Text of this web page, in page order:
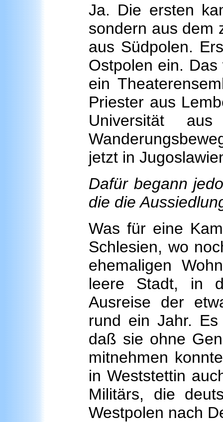
Ja. Die ersten
sondern aus dem
aus Südpolen.
Ostpolen ein.
ein
Priester aus
Universität
jetzt in
Dafür begann
die die
Was für eine
Schlesien, wo
ehemaligen
leere Stadt, in
Ausreise der
rund ein Jahr.
daß sie ohne
mitnehmen
in Weststettin
Militärs, die
Westpolen nach